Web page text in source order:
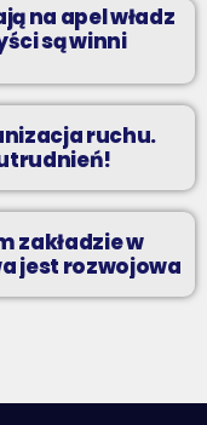
na apel władz
są winni
ruchu.
zakładzie w
jest rozwojowa